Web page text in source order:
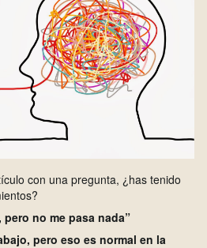
con una pregunta, ¿has tenido
no me pasa nada”
pero eso es normal en la